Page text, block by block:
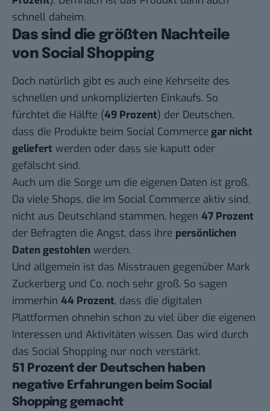
schnell daheim.
Das sind die größten Nachteile
von Social Shopping
Doch natürlich gibt es auch eine Kehrseite des
schnellen und unkomplizierten Einkaufs. So
fürchtet die Hälfte (49 Prozent) der Deutschen,
dass die Produkte beim Social Commerce gar nicht
geliefert werden oder dass sie kaputt oder
gefälscht sind.
Auch um die Sorge um die eigenen Daten ist groß.
Da viele Shops, die im Social Commerce aktiv sind,
nicht aus Deutschland stammen, hegen 47 Prozent
der Befragten die Angst, dass ihre persönlichen
Daten gestohlen werden.
Und allgemein ist das Misstrauen gegenüber Mark
Zuckerberg und Co. noch sehr groß. So sagen
immerhin 44 Prozent, dass die digitalen
Plattformen ohnehin schon zu viel über die eigenen
Interessen und Aktivitäten wissen. Das wird durch
das Social Shopping nur noch verstärkt.
51 Prozent der Deutschen haben
negative Erfahrungen beim Social
Shopping gemacht